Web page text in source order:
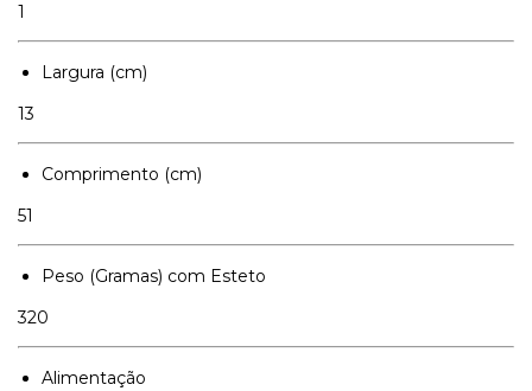
1
Largura (cm)
13
Comprimento (cm)
51
Peso (Gramas) com Esteto
320
Alimentação